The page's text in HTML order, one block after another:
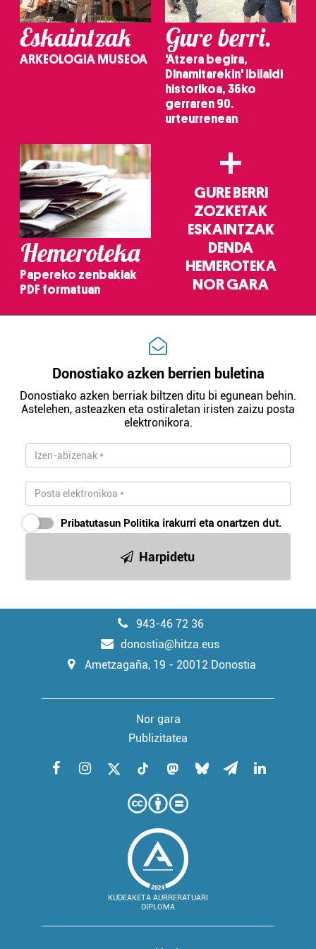
buruzko informazio gehiago eta ezarri zure lehentasunak
datuen atalean. Edozein unetan alda edo ken dezakezu
zure baimena Cookieen adierazpenean.
Webgune honek cookie propioak eta hirugarrenen cookie-
fitxategiak erabiltzen ditu. Zure esperientzia eta
zerbitzuak hobetzeko asmoz, cookie teknologiaz
baliatzen gara. Ohar hau onartuz gero, teknologia hori
irakurri
Eskaintzak
ARKEOLOGIA MUSEOA
Gure berri.
'Atzera begira,
Dinamitarekin' ibilaldi
historikoa, 36ko
gerraren 90.
urteurrenean
Hemeroteka
Papereko zenbakiak
PDF formatuan
+
GURE BERRI
ZOZKETAK
ESKAINTZAK
DENDA
HEMEROTEKA
NOR GARA
Donostiako azken berrien buletina
Donostiako azken berriak biltzen ditu bi egunean behin.
Astelehen, asteazken eta ostiraletan iristen zaizu posta
elektronikora.
Pribatutasun Politika irakurri eta onartzen dut.
Harpidetu
943-46 72 36
donostia@hitza.eus
Ametzagaña, 19 - 20012 Donostia
Nor gara
Publizitatea
KUDEAKETA AURRERATUARI
DIPLOMA